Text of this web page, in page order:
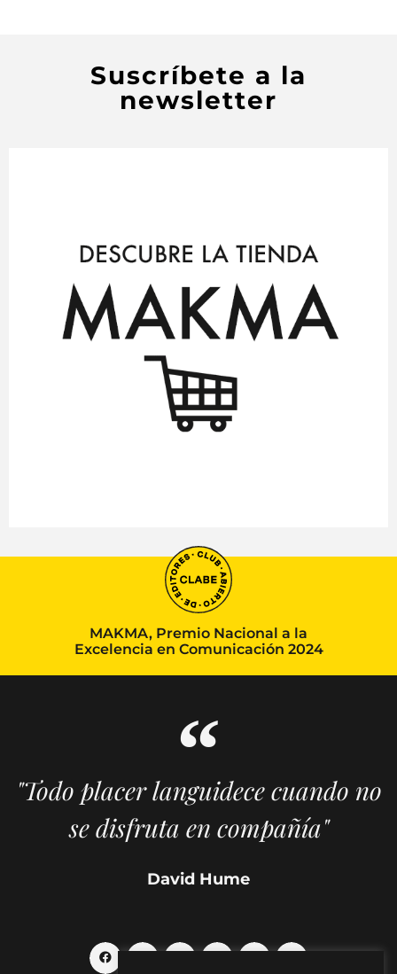
Suscríbete a la
newsletter
MAKMA, Premio Nacional a la
Excelencia en Comunicación 2024
"Todo placer languidece cuando no
se disfruta en compañía"
David Hume